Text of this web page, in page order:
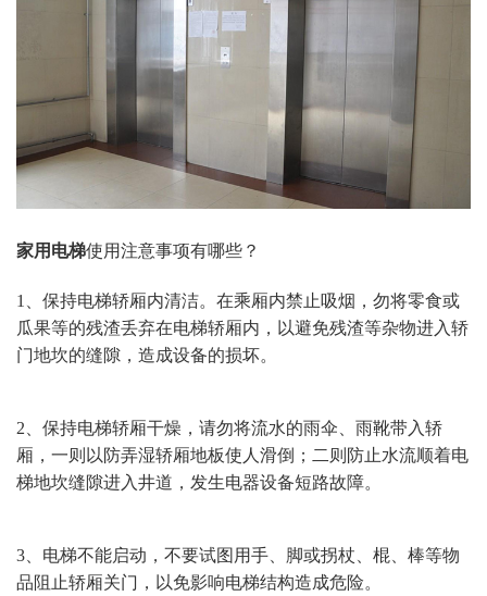
家用电梯使用注意事项有哪些？
1、保持电梯轿厢内清洁。在乘厢内禁止吸烟，勿将零食或
瓜果等的残渣丢弃在电梯轿厢内，以避免残渣等杂物进入轿
门地坎的缝隙，造成设备的损坏。
2、保持电梯轿厢干燥，请勿将流水的雨伞、雨靴带入轿
厢，一则以防弄湿轿厢地板使人滑倒；二则防止水流顺着电
梯地坎缝隙进入井道，发生电器设备短路故障。
3、电梯不能启动，不要试图用手、脚或拐杖、棍、棒等物
品阻止轿厢关门，以免影响电梯结构造成危险。